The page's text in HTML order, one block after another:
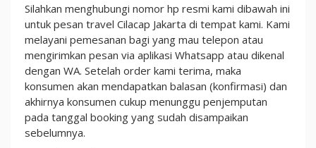
Silahkan menghubungi nomor hp resmi kami dibawah ini
untuk pesan travel Cilacap Jakarta di tempat kami. Kami
melayani pemesanan bagi yang mau telepon atau
mengirimkan pesan via aplikasi Whatsapp atau dikenal
dengan WA. Setelah order kami terima, maka
konsumen akan mendapatkan balasan (konfirmasi) dan
akhirnya konsumen cukup menunggu penjemputan
pada tanggal booking yang sudah disampaikan
sebelumnya.